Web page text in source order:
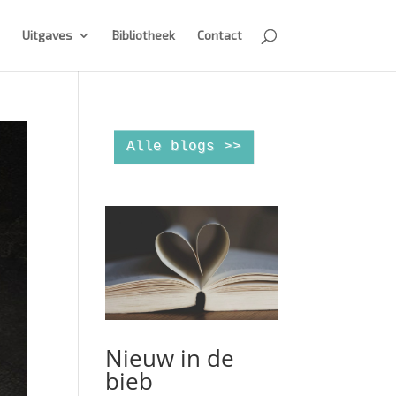
Uitgaves Bibliotheek Contact
Alle blogs >>
Nieuw in de
bieb